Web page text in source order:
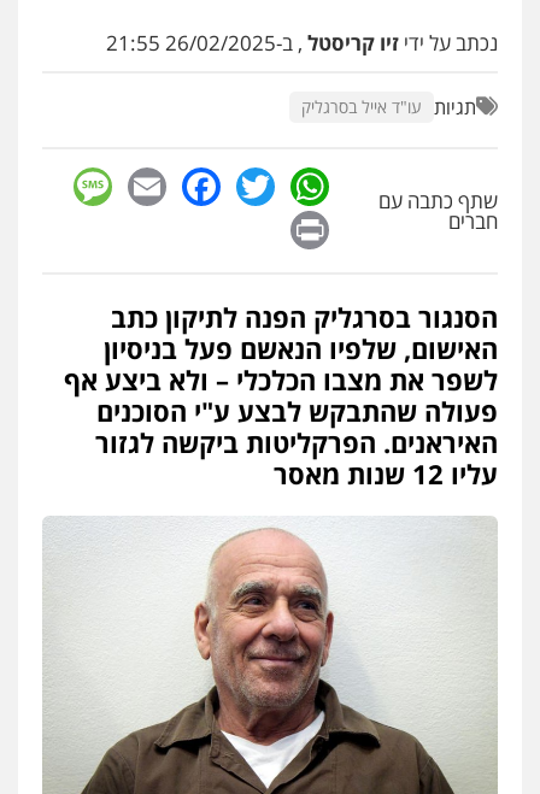
נכתב על ידי זיו קריסטל , ב-26/02/2025 21:55
תגיות עו"ד אייל בסרגליק
שתף כתבה עם
חברים
WhatsApp
Twitter
Facebook
Email
הסנגור בסרגליק הפנה לתיקון כתב
האישום, שלפיו הנאשם פעל בניסיון
לשפר את מצבו הכלכלי – ולא ביצע אף
פעולה שהתבקש לבצע ע"י הסוכנים
האיראנים. הפרקליטות ביקשה לגזור
עליו 12 שנות מאסר